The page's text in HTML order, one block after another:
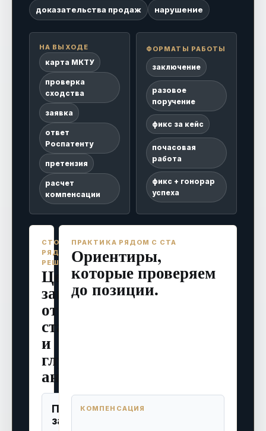
доказательства продаж нарушение
НА ВЫХОДЕ
карта МКТУ
проверка
сходства
заявка
ответ
Роспатенту
претензия
расчет
компенсации
ФОРМАТЫ РАБОТЫ
заключение
разовое
поручение
фикс за кейс
почасовая
работа
фикс + гонорар
успеха
СТОИМОСТЬ
РЯДОМ С
РЕШЕНИЕМ
Цена
зависит
от
стадии
и
глубины
анализа.
Письменное
заключение
Сложный
ПРАКТИКА РЯДОМ С CTA
Ориентиры,
которые проверяем
до позиции.
КОМПЕНСАЦИЯ